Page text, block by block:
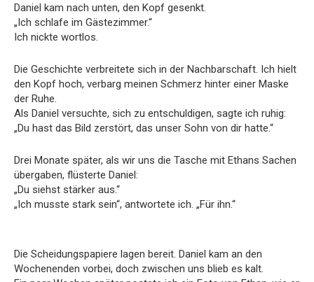
Daniel kam nach unten, den Kopf gesenkt.
„Ich schlafe im Gästezimmer.“
Ich nickte wortlos.
Die Geschichte verbreitete sich in der Nachbarschaft. Ich hielt
den Kopf hoch, verbarg meinen Schmerz hinter einer Maske
der Ruhe.
Als Daniel versuchte, sich zu entschuldigen, sagte ich ruhig:
„Du hast das Bild zerstört, das unser Sohn von dir hatte.“
Drei Monate später, als wir uns die Tasche mit Ethans Sachen
übergaben, flüsterte Daniel:
„Du siehst stärker aus.“
„Ich musste stark sein“, antwortete ich. „Für ihn.“
Die Scheidungspapiere lagen bereit. Daniel kam an den
Wochenenden vorbei, doch zwischen uns blieb es kalt.